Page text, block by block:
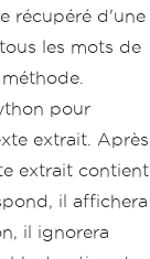
récupéré d'une
les mots de
pour
extrait. Après
extrait contient
il affichera
il ignorera